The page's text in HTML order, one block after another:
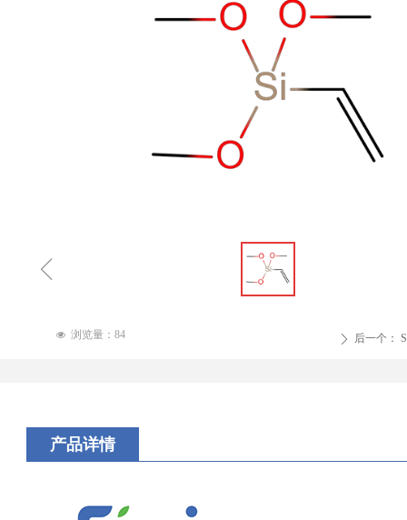
ꁆ
넶 浏览量： 84 ꄲ 后一个：
产品详情